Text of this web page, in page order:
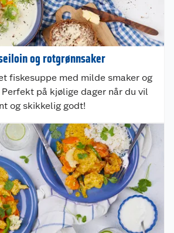
og rotgrønnsaker
fiskesuppe med milde smaker og
Perfekt på kjølige dager når du vil
og skikkelig godt!